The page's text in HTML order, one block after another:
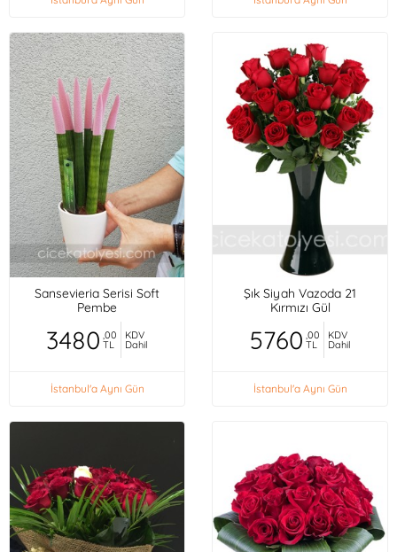
Sansevieria Serisi Soft
Pembe
3480 ,00
TL
KDV
Dahil
İstanbul'a Aynı Gün
Şık Siyah Vazoda 21
Kırmızı Gül
5760 ,00
TL
KDV
Dahil
İstanbul'a Aynı Gün